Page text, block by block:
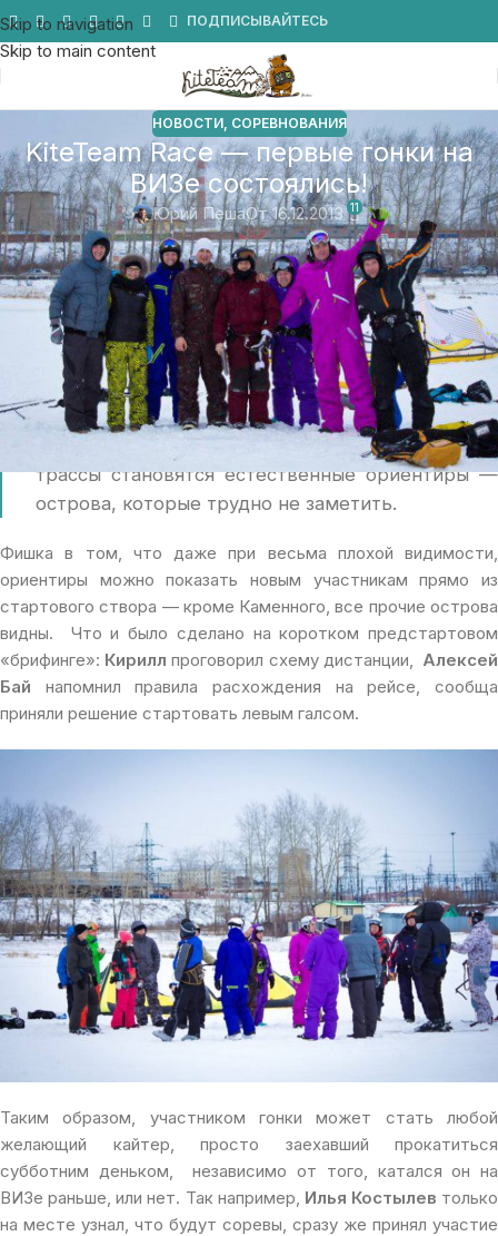
Skip to navigation
Skip to main content
ПОДПИСЫВАЙТЕСЬ
НОВОСТИ, СОРЕВНОВАНИЯ
KiteTeam Race — первые гонки на
ВИЗе состоялись!
Юрий ПешаОт 16.12.2013 11
В субботу 14 декабря на акватории Верх-
Исетского пруда собрались 40 кайтеров из
Екатеринбурга, Миасса, Нижнего Тагила для
проведения первых гонок выходного дня на
проведения гонки KiteTeam Race! Кирилл
Литвинов предложил схему дистанции, которая
понравилась большинству потенциальных
участников. Идея Кирилла в том, что метками
трассы становятся естественные ориентиры —
острова, которые трудно не заметить.
Фишка в том, что даже при весьма плохой видимости,
ориентиры можно показать новым участникам прямо из
стартового створа — кроме Каменного, все прочие острова
видны. Что и было сделано на коротком предстартовом
«брифинге»: Кирилл проговорил схему дистанции, Алексей
Бай напомнил правила расхождения на рейсе, сообща
приняли решение стартовать левым галсом.
Таким образом, участником гонки может стать любой
желающий кайтер, просто заехавший прокатиться
субботним деньком, независимо от того, катался он на
ВИЗе раньше, или нет. Так например, Илья Костылев только
на месте узнал, что будут соревы, сразу же принял участие